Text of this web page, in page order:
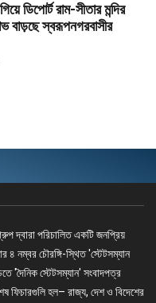
ডিপোর্ট রাম-সীতার মন্দির
বাড়ছে স্বরূপনগরবাসীর
দ্বারা পরিচালিত একটি জনপ্রিয়
৪ নম্বর চৌরঙ্গি-স্থিত 'স্টেটসম্যান
'দৈনিক স্টেটসম্যান' সংবাদপত্র
ফিচারগুলি হল– রাজ্য, দেশ ও বিদেশের